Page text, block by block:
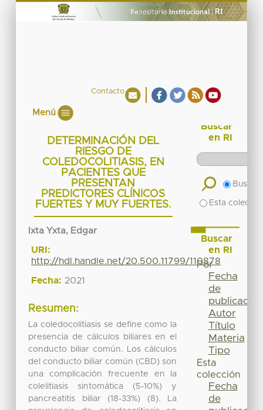
Contacto
Menú
DETERMINACIÓN DEL
RIESGO DE
COLEDOCOLITIASIS, EN
PACIENTES QUE
PRESENTAN
PREDICTORES CLÍNICOS
FUERTES Y MUY FUERTES.
Ixta Yxta, Edgar
URI:
http://hdl.handle.net/20.500.11799/110878
Fecha: 2021
Resumen:
La coledocolitiasis se define como la
presencia de cálculos biliares en el
conducto biliar común. Los cálculos
del conducto biliar común (CBD) son
una complicación frecuente en la
colelitiasis sintomática (5-10%) y
pancreatitis biliar (18-33%) (8). La
Buscar
en RI
Buscar
Esta
Buscar
en RI
Por
Fecha
de
publicación
Autor
Título
Materia
Tipo
Esta
colección
Fecha
de